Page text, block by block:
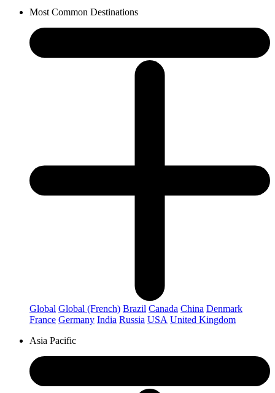
Most Common Destinations
Global Global (French) Brazil Canada China Denmark
France Germany India Russia USA United Kingdom
Asia Pacific